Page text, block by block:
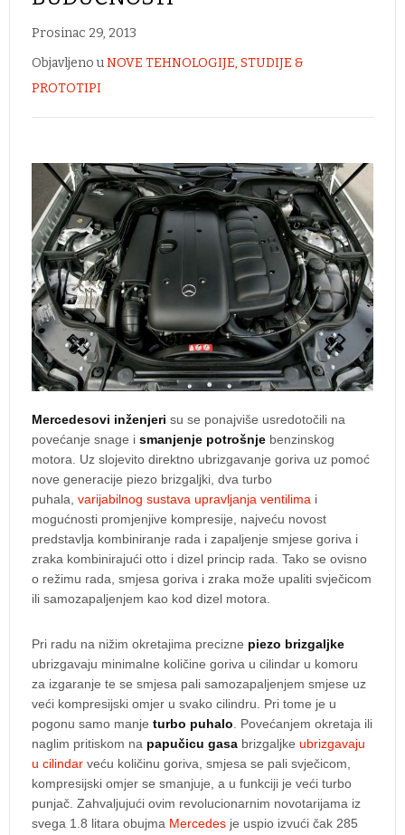
Prosinac 29, 2013
Objavljeno uNOVE TEHNOLOGIJE, STUDIJE &
PROTOTIPI
Mercedesovi inženjeri su se ponajviše usredotočili na
povećanje snage i smanjenje potrošnje benzinskog
motora. Uz slojevito direktno ubrizgavanje goriva uz pomoć
nove generacije piezo brizgaljki, dva turbo
puhala, varijabilnog sustava upravljanja ventilima i
mogućnosti promjenjive kompresije, najveću novost
predstavlja kombiniranje rada i zapaljenje smjese goriva i
zraka kombinirajući otto i dizel princip rada. Tako se ovisno
o režimu rada, smjesa goriva i zraka može upaliti svječicom
ili samozapaljenjem kao kod dizel motora.
Pri radu na nižim okretajima precizne piezo brizgaljke
ubrizgavaju minimalne količine goriva u cilindar u komoru
za izgaranje te se smjesa pali samozapaljenjem smjese uz
veći kompresijski omjer u svako cilindru. Pri tome je u
pogonu samo manje turbo puhalo. Povećanjem okretaja ili
naglim pritiskom na papučicu gasa brizgaljke ubrizgavaju
u cilindar veću količinu goriva, smjesa se pali svječicom,
kompresijski omjer se smanjuje, a u funkciji je veći turbo
punjač. Zahvaljujući ovim revolucionarnim novotarijama iz
svega 1.8 litara obujma Mercedes je uspio izvući čak 285